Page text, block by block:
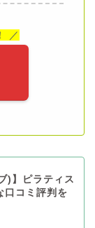
／
)】ピラティス
口コミ評判を